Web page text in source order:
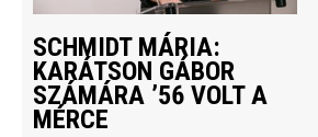
SCHMIDT MÁRIA:
KARÁTSON GÁBOR
SZÁMÁRA ’56 VOLT A
MÉRCE